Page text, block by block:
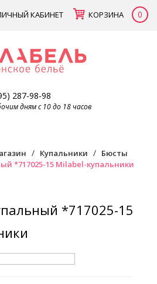
КАБИНЕТ КОРЗИНА 0
287-98-98
дням с 10 до 18 часов
Купальники
Бюсты
*717025-15 Milabel-купальники
*717025-15